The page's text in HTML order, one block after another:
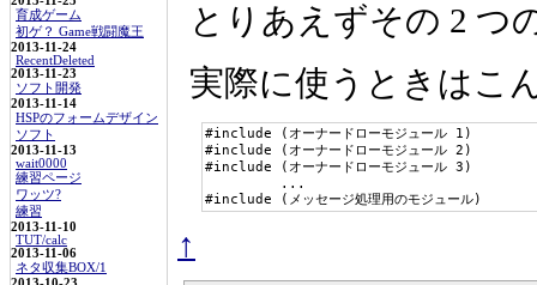
育成ゲーム
初ゲ？ Game戦闘魔王
2013-11-24
RecentDeleted
2013-11-23
ソフト開発
2013-11-14
HSPのフォームデザイン
ソフト
2013-11-13
wait0000
練習ページ
ワッツ?
練習
2013-11-10
TUT/calc
2013-11-06
ネタ収集BOX/1
とりあえずその 2 つ
実際に使うときはこ
#include (オーナードローモジュール 1)
#include (オーナードローモジュール 2)
#include (オーナードローモジュール 3)
         ...
#include (メッセージ処理用のモジュール)
↑